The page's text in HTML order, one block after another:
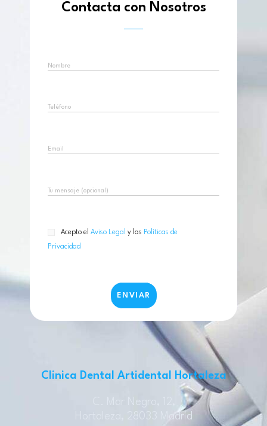
r
o
Contacta con Nosotros
Acepto el Aviso Legal y las Políticas de
Privacidad
Clinica Dental Artidental Hortaleza
Hortaleza, 28033 Madrid